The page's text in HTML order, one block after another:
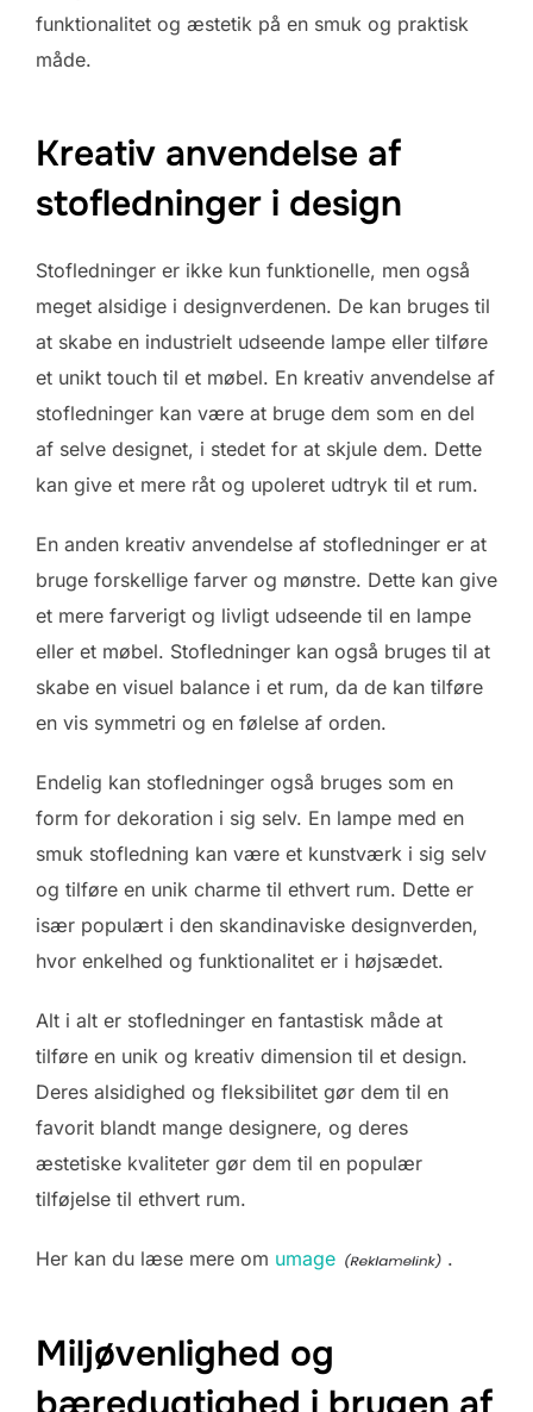
funktionalitet og æstetik på en smuk og praktisk
måde.
Kreativ anvendelse af
stofledninger i design
Stofledninger er ikke kun funktionelle, men også
meget alsidige i designverdenen. De kan bruges til
at skabe en industrielt udseende lampe eller tilføre
et unikt touch til et møbel. En kreativ anvendelse af
stofledninger kan være at bruge dem som en del
af selve designet, i stedet for at skjule dem. Dette
kan give et mere råt og upoleret udtryk til et rum.
En anden kreativ anvendelse af stofledninger er at
bruge forskellige farver og mønstre. Dette kan give
et mere farverigt og livligt udseende til en lampe
eller et møbel. Stofledninger kan også bruges til at
skabe en visuel balance i et rum, da de kan tilføre
en vis symmetri og en følelse af orden.
Endelig kan stofledninger også bruges som en
form for dekoration i sig selv. En lampe med en
smuk stofledning kan være et kunstværk i sig selv
og tilføre en unik charme til ethvert rum. Dette er
især populært i den skandinaviske designverden,
hvor enkelhed og funktionalitet er i højsædet.
Alt i alt er stofledninger en fantastisk måde at
tilføre en unik og kreativ dimension til et design.
Deres alsidighed og fleksibilitet gør dem til en
favorit blandt mange designere, og deres
æstetiske kvaliteter gør dem til en populær
tilføjelse til ethvert rum.
Her kan du læse mere om umage .
Miljøvenlighed og